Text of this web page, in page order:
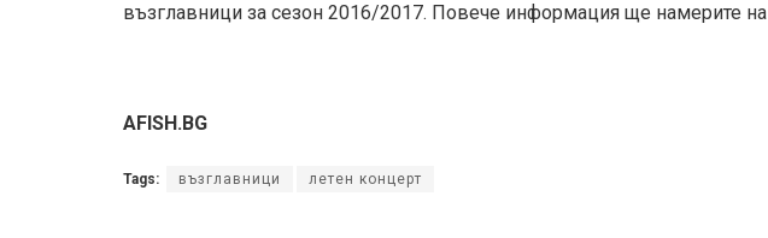
възглавници за сезон 2016/2017. Повече информация ще намерите на
AFISH.BG
Tags: възглавници летен концерт